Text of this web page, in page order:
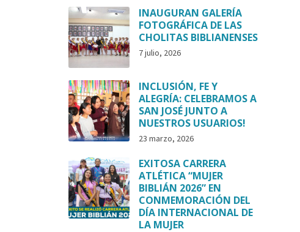
INAUGURAN GALERÍA
FOTOGRÁFICA DE LAS
CHOLITAS BIBLIANENSES
7 julio, 2026
INCLUSIÓN, FE Y
ALEGRÍA: CELEBRAMOS A
SAN JOSÉ JUNTO A
NUESTROS USUARIOS!
23 marzo, 2026
EXITOSA CARRERA
ATLÉTICA “MUJER
BIBLIÁN 2026” EN
CONMEMORACIÓN DEL
DÍA INTERNACIONAL DE
LA MUJER